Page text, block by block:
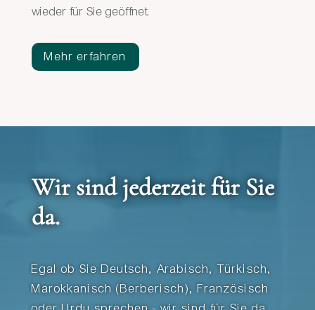
wieder für Sie geöffnet.
Mehr erfahren
Wir sind jederzeit für Sie
da.
Egal ob Sie Deutsch, Arabisch, Türkisch,
Marokkanisch (Berberisch), Französisch